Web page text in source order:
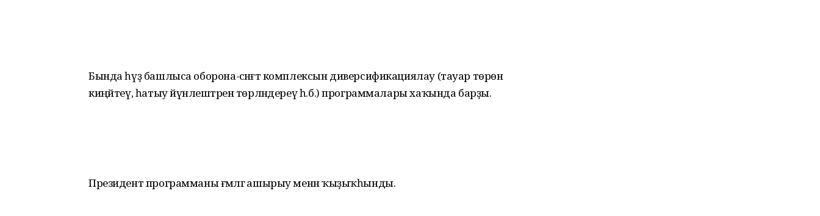
Бында һүҙ башлыса оборона-сәнәғәт комплексын диверсификациялау (тауар төрөн
киңәйтеү, һатыу йүнәлештәрен төрләндереү һ.б.) программалары хаҡында барҙы.
Президент программаны ғәмәлгә ашырыу менән ҡыҙыҡһынды.